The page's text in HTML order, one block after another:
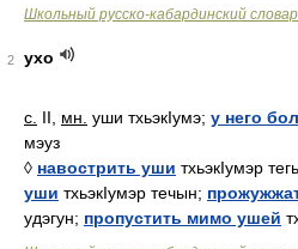
Школьный русско-кабардинский
2 ухо
с. II, мн. уши тхьэкIумэ; у него
мэуз
◊ навострить уши тхьэкIумэр
уши тхьэкIумэр течын;
удэгун; пропустить мимо ушей